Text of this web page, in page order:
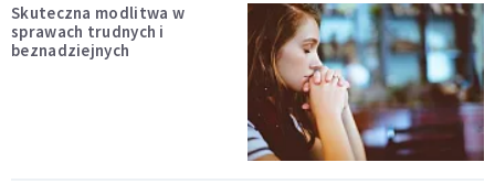
Skuteczna modlitwa w
sprawach trudnych i
beznadziejnych